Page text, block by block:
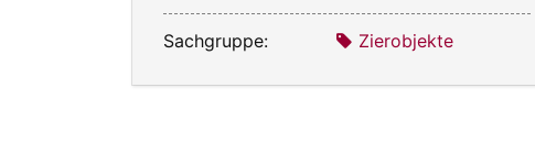
Sachgruppe: Zierobjekte